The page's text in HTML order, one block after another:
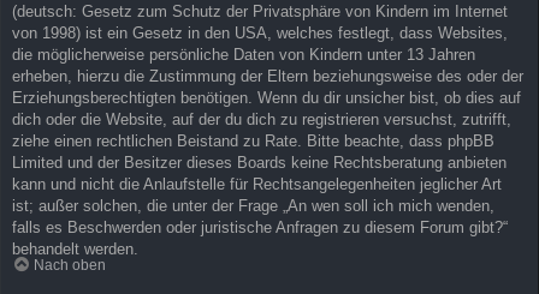
(deutsch: Gesetz zum Schutz der Privatsphäre von Kindern im Internet
von 1998) ist ein Gesetz in den USA, welches festlegt, dass Websites,
die möglicherweise persönliche Daten von Kindern unter 13 Jahren
erheben, hierzu die Zustimmung der Eltern beziehungsweise des oder der
Erziehungsberechtigten benötigen. Wenn du dir unsicher bist, ob dies auf
dich oder die Website, auf der du dich zu registrieren versuchst, zutrifft,
ziehe einen rechtlichen Beistand zu Rate. Bitte beachte, dass phpBB
Limited und der Besitzer dieses Boards keine Rechtsberatung anbieten
kann und nicht die Anlaufstelle für Rechtsangelegenheiten jeglicher Art
ist; außer solchen, die unter der Frage „An wen soll ich mich wenden,
falls es Beschwerden oder juristische Anfragen zu diesem Forum gibt?“
behandelt werden.
Nach oben